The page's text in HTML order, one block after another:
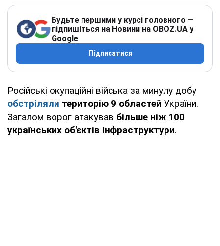
Будьте першими у курсі головного —
підпишіться на Новини на OBOZ.UA у
Google
Підписатися
Російські окупаційні війська за минулу добу
обстріляли територію 9 областей України.
Загалом ворог атакував більше ніж 100
українських об'єктів інфраструктури.